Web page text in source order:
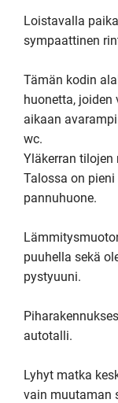
Loistavalla
sympaattinen
Tämän kodin
huonetta, joiden
aikaan
wc.
Yläkerran tilojen
Talossa on
pannuhuone.
puuhella sekä
pystyuuni.
autotalli.
Lyhyt matka
vain muutaman